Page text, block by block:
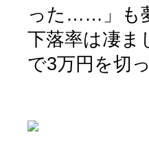
った……」も
下落率は凄ま
で3万円を切